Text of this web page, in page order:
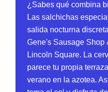
¿Sabes qué combina
Las salchichas
salida nocturna
Gene's Sausage Shop
Lincoln Square. La
parece tu propia
verano en la azotea.